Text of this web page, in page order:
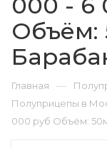
Объём:
Главная —
Полуприцепы в
000 руб Объём: